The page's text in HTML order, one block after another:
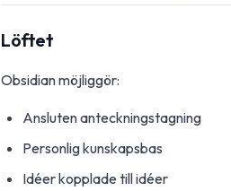
Löftet
Obsidian möjliggör:
Ansluten anteckningstagning
Personlig kunskapsbas
Idéer kopplade till idéer